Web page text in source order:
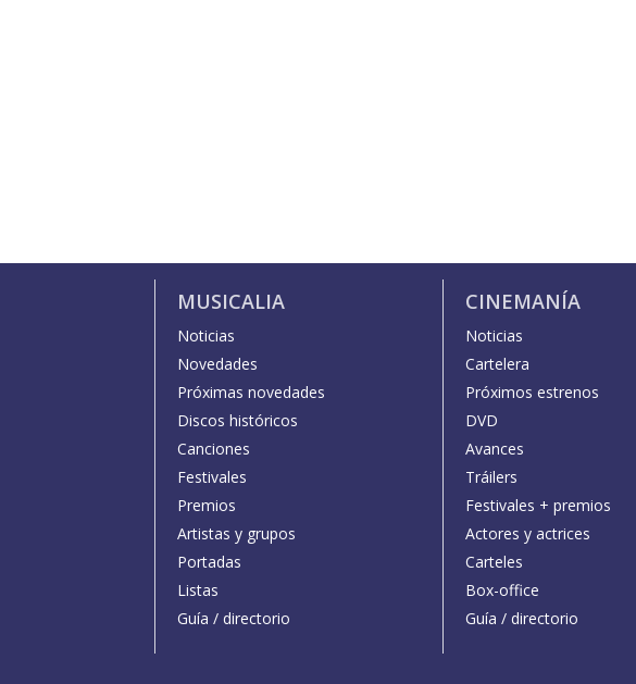
MUSICALIA
Noticias
Novedades
Próximas novedades
Discos históricos
Canciones
Festivales
Premios
Artistas y grupos
Portadas
Listas
Guía / directorio
CINEMANÍA
Noticias
Cartelera
Próximos estrenos
DVD
Avances
Tráilers
Festivales + premios
Actores y actrices
Carteles
Box-office
Guía / directorio